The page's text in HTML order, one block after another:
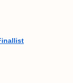
ミフィケーション/
ケア etc..
タラクティブアー